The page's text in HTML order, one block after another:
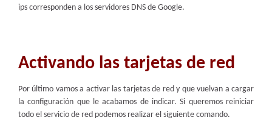
ips corresponden a los servidores DNS de Google.
Activando las tarjetas de red
Por último vamos a activar las tarjetas de red y que vuelvan a cargar
la configuración que le acabamos de indicar. Si queremos reiniciar
todo el servicio de red podemos realizar el siguiente comando.